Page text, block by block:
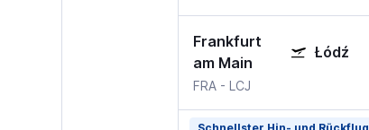
Frankfurt
am Main
Łódź
FRA- LCJ